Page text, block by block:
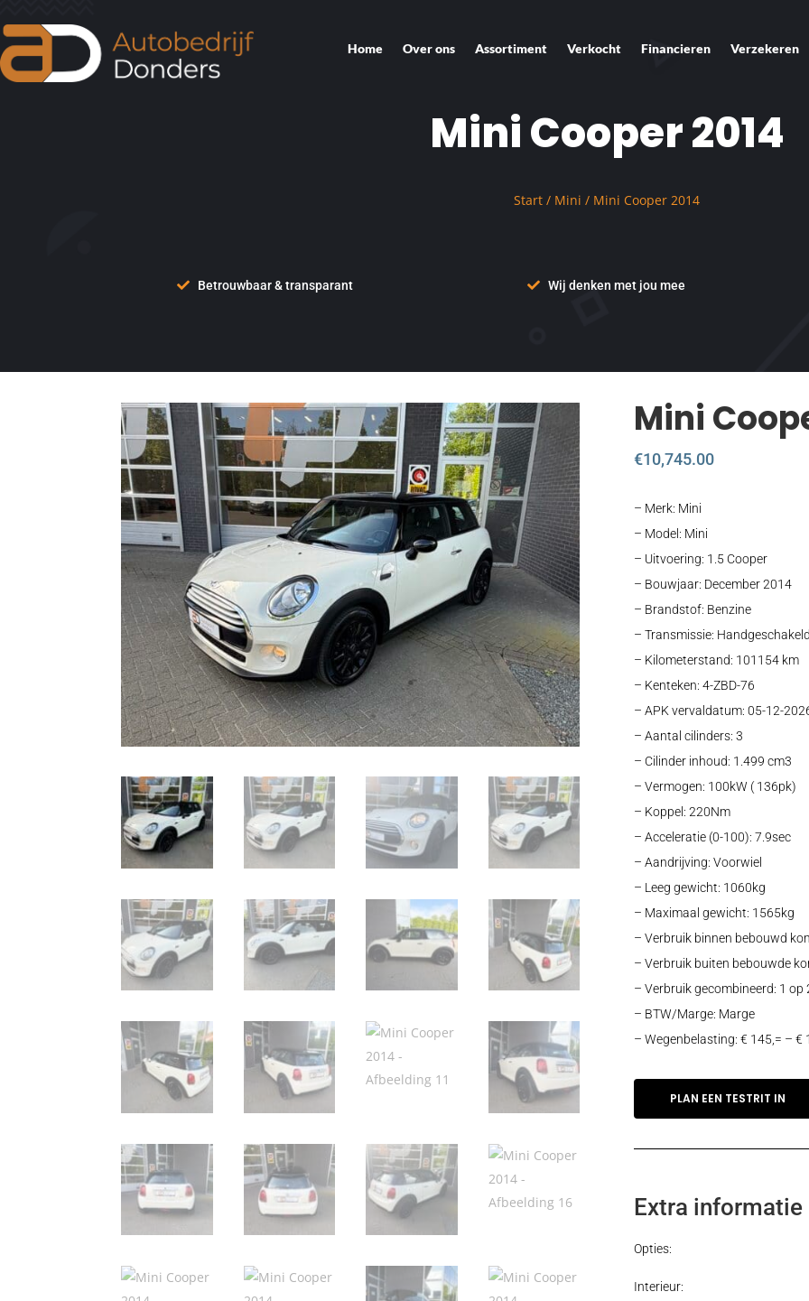
Home Over ons Assortiment Verkocht Financieren Verzekeren
Mini Cooper 2014
Start / Mini / Mini Cooper 2014
Betrouwbaar & transparant Wij denken met jou mee
Mini
€10,745.00
– Merk: Mini
– Model: Mini
– Uitvoering: 1.5 Cooper
– Bouwjaar: December 2014
– Brandstof: Benzine
– Transmissie:
– Kilometerstand: 101154 km
– Kenteken: 4-ZBD-76
– APK vervaldatum: 05-12-
– Aantal cilinders: 3
– Cilinder inhoud: 1.499 cm3
– Vermogen: 100kW ( 136pk)
– Koppel: 220Nm
– Acceleratie (0-100): 7.9sec
– Aandrijving: Voorwiel
– Leeg gewicht: 1060kg
– Maximaal gewicht: 1565kg
– Verbruik binnen bebouwd
– Verbruik buiten bebouwde
– Verbruik gecombineerd: 1 op
– BTW/Marge: Marge
– Wegenbelasting: € 145,= – €
PLAN EEN TESTRIT IN
Extra informatie
Opties:
Interieur: